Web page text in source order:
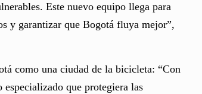
Este nuevo equipo llega para
y garantizar que Bogotá fluya mejor”,
como una ciudad de la bicicleta: “Con
que protegiera las